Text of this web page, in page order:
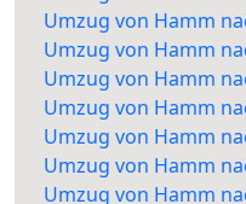
Umzug von Hamm
Umzug von Hamm
Umzug von Hamm
Umzug von Hamm
Umzug von Hamm
Umzug von Hamm
Umzug von Hamm